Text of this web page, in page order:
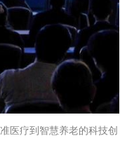
医疗到智慧养老的科技创